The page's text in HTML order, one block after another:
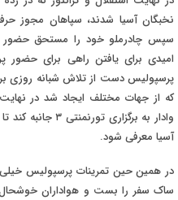
نخبگان آسیا شدند، سپاهان مجوز
سپس چادرملو خود را مستحق حضور
امیدی برای یافتن راهی برای حضور
پرسپولیس دست از تلاش شبانه روزی
که از جهات مختلف ایجاد شد در
وادار به برگزاری
آسیا معرفی شود.
در همین حین تمرینات پرسپولیس خیلی
ساک سفر را بست و هواداران